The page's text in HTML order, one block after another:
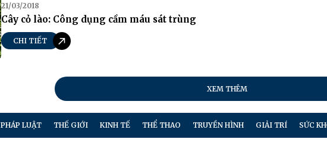
21/03/2018
Cây cỏ lào: Công dụng cầm máu sát trùng
CHI TIẾT
XEM THÊM
PHÁP LUẬT THẾ GIỚI KINH TẾ THỂ THAO TRUYỀN HÌNH GIẢI TRÍ SỨC